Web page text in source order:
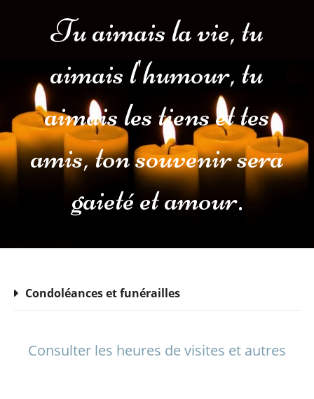
Tu aimais la vie, tu
aimais l'humour, tu
aimais les tiens et tes
amis, ton souvenir sera
gaieté et amour.
Condoléances et funérailles
Consulter les heures de visites et autres